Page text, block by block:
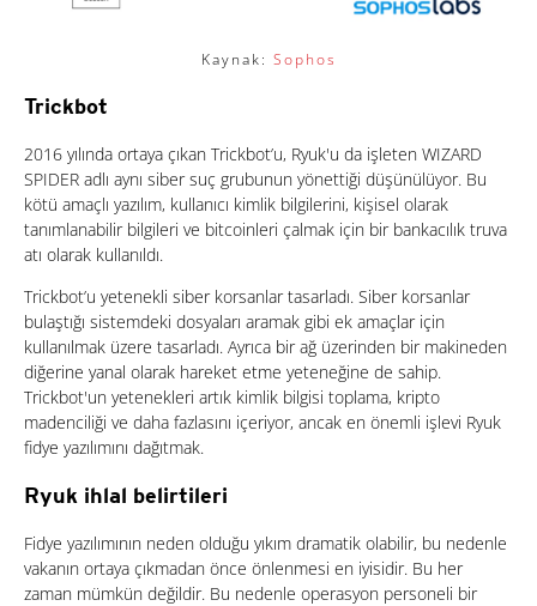
Kaynak: Sophos
Trickbot
2016 yılında ortaya çıkan Trickbot’u, Ryuk'u da işleten WIZARD
SPIDER adlı aynı siber suç grubunun yönettiği düşünülüyor. Bu
kötü amaçlı yazılım, kullanıcı kimlik bilgilerini, kişisel olarak
tanımlanabilir bilgileri ve bitcoinleri çalmak için bir bankacılık truva
atı olarak kullanıldı.
Trickbot’u yetenekli siber korsanlar tasarladı. Siber korsanlar
bulaştığı sistemdeki dosyaları aramak gibi ek amaçlar için
kullanılmak üzere tasarladı. Ayrıca bir ağ üzerinden bir makineden
diğerine yanal olarak hareket etme yeteneğine de sahip.
Trickbot'un yetenekleri artık kimlik bilgisi toplama, kripto
madenciliği ve daha fazlasını içeriyor, ancak en önemli işlevi Ryuk
fidye yazılımını dağıtmak.
Ryuk ihlal belirtileri
Fidye yazılımının neden olduğu yıkım dramatik olabilir, bu nedenle
vakanın ortaya çıkmadan önce önlenmesi en iyisidir. Bu her
zaman mümkün değildir. Bu nedenle operasyon personeli bir